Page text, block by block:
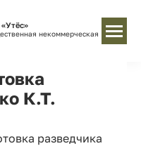
некоммерческая
К.Т.
разведчика